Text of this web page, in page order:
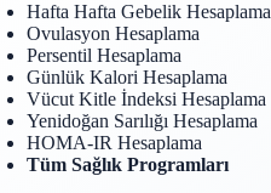
Hafta Hafta Gebelik Hesaplama
Ovulasyon Hesaplama
Persentil Hesaplama
Günlük Kalori Hesaplama
Vücut Kitle İndeksi Hesaplama
Yenidoğan Sarılığı Hesaplama
HOMA-IR Hesaplama
Tüm Sağlık Programları